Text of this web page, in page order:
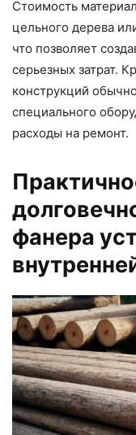
Стоимость
цельного дерева
что позволяет
серьезных затрат.
конструкций
специального
расходы на ремонт.
фанера